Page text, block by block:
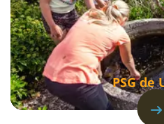
PSG de